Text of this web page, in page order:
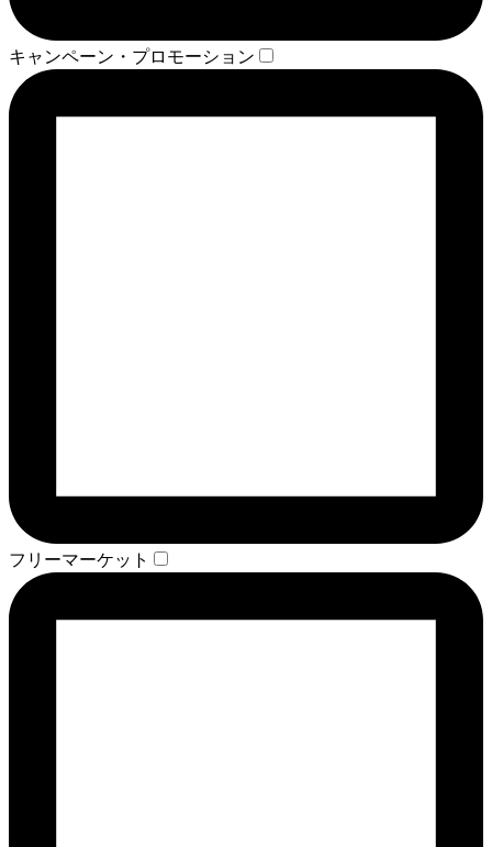
キャンペーン・プロモーション
フリーマーケット